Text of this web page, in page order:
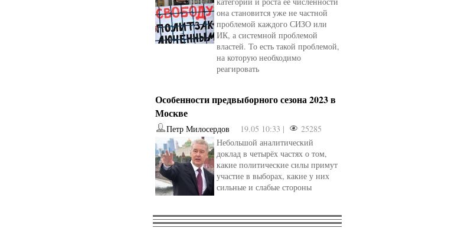
она становится уже не частной
проблемой каждого СИЗО или
ИК, а системной проблемой
властей. То есть такой проблемой,
на которую необходимо
реагировать
Особенности предвыборного сезона 2023 в
Москве
Петр Милосердов 19.05 10:33 |
25285
Небольшой аналитический
доклад в четырёх частях о том,
какие политические силы примут
участие в выборах, какие у них
сильные и слабые стороны